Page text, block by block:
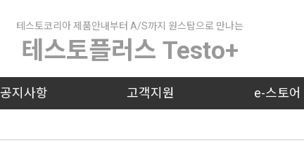
테스토코리아 제품안내부터 A/S까지 원스탑으로 만나는
테스토플러스 Testo+
공지사항 고객지원 e-스토어